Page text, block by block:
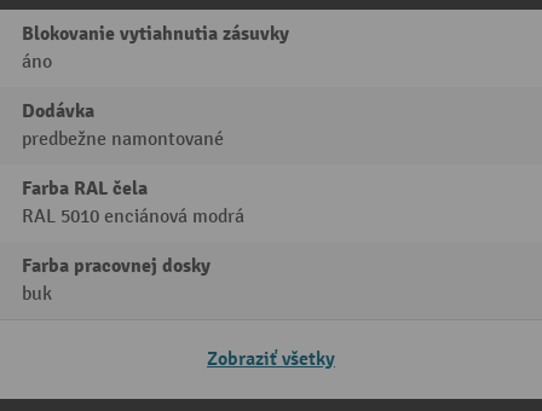
Blokovanie vytiahnutia zásuvky
áno
Dodávka
predbežne namontované
Farba RAL čela
RAL 5010 enciánová modrá
Farba pracovnej dosky
buk
Zobraziť všetky